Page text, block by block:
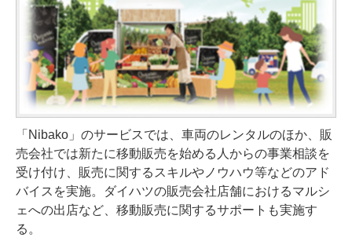
「Nibako」のサービスでは、車両のレンタルのほか、販
売会社では新たに移動販売を始める人からの事業相談を
受け付け、販売に関するスキルやノウハウ等などのアド
バイスを実施。ダイハツの販売会社店舗におけるマルシ
ェへの出店など、移動販売に関するサポートも実施す
る。